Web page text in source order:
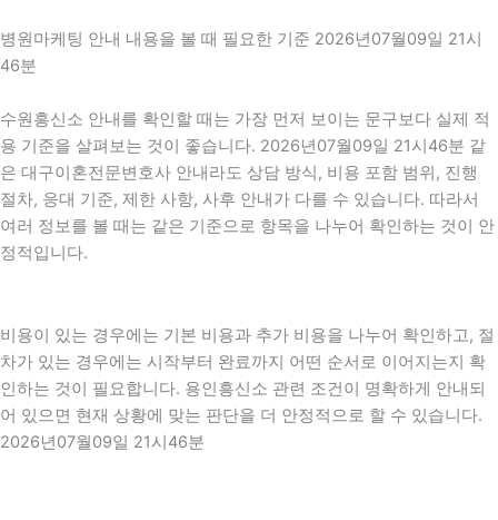
병원마케팅 안내 내용을 볼 때 필요한 기준 2026년07월09일 21시
46분
수원흥신소 안내를 확인할 때는 가장 먼저 보이는 문구보다 실제 적
용 기준을 살펴보는 것이 좋습니다. 2026년07월09일 21시46분 같
은 대구이혼전문변호사 안내라도 상담 방식, 비용 포함 범위, 진행
절차, 응대 기준, 제한 사항, 사후 안내가 다를 수 있습니다. 따라서
여러 정보를 볼 때는 같은 기준으로 항목을 나누어 확인하는 것이 안
정적입니다.
비용이 있는 경우에는 기본 비용과 추가 비용을 나누어 확인하고, 절
차가 있는 경우에는 시작부터 완료까지 어떤 순서로 이어지는지 확
인하는 것이 필요합니다. 용인흥신소 관련 조건이 명확하게 안내되
어 있으면 현재 상황에 맞는 판단을 더 안정적으로 할 수 있습니다.
2026년07월09일 21시46분